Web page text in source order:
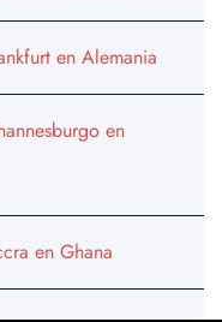
en Alemania
en
en Ghana